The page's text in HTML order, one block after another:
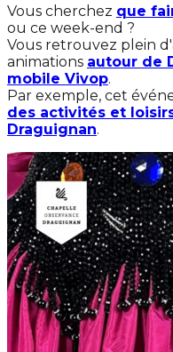
Vous cherchez que
ou ce week-end ?
Vous retrouvez plein
animations autour de
mobile Vivop.
Par exemple, cet
des activités et
Draguignan.